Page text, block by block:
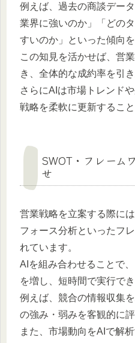
例えば、過去の商談デー
業界に強いのか」「どの
すいのか」といった傾向を
この知見を活かせば、営
き、全体的な成約率を引
さらにAIは市場トレンド
戦略を柔軟に更新するこ
SWOT・フレーム
せ
営業戦略を立案する際に
フォース分析といったフ
れています。
AIを組み合わせることで
を増し、短時間で実行で
例えば、競合の情報収集
の強み・弱みを客観的に
また、市場動向をAIで解